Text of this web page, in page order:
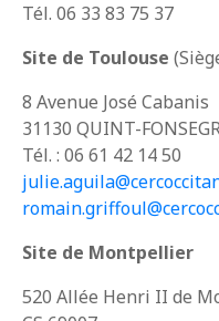
Tél. 06 33 83 75 37
Site de Toulouse
8 Avenue José Cabanis
31130 QUINT-
Tél. : 06 61 42 14 50
Site de Montpellier
520 Allée Henri II de